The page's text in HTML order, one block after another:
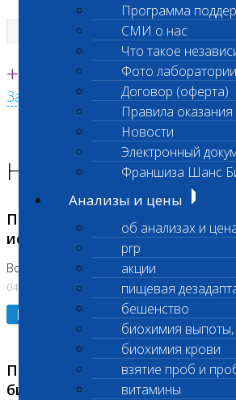
Единая круглосуточная справочная
+7 495 260 0 260
Заказать звонок с сайта
Программа
СМИ о нас
Что такое
Фото лаборатории
Договор (оферта)
Правила
Новости
Электронный
Франшиза Шанс
Анализы и цены
об анализах и
prp
акции
пищевая
бешенство
биохимия
биохимия крови
взятие проб и
витамины
Главная страница
Новости
Приостановка срочных
исследований
Во Владыкино
04.08.2026
Подробнее
Приостановлено выполнение
биохимических исследований